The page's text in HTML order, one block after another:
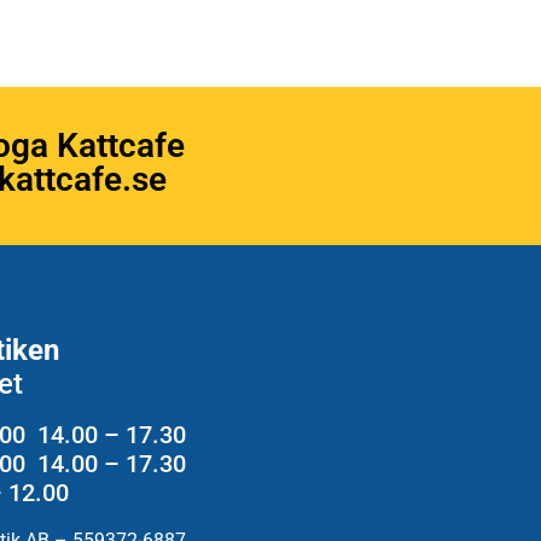
Kattcafe
14.00 – 17.30
14.00 – 17.30
12.00